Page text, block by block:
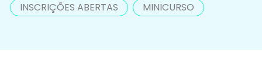
INSCRIÇÕES ABERTAS MINICURSO